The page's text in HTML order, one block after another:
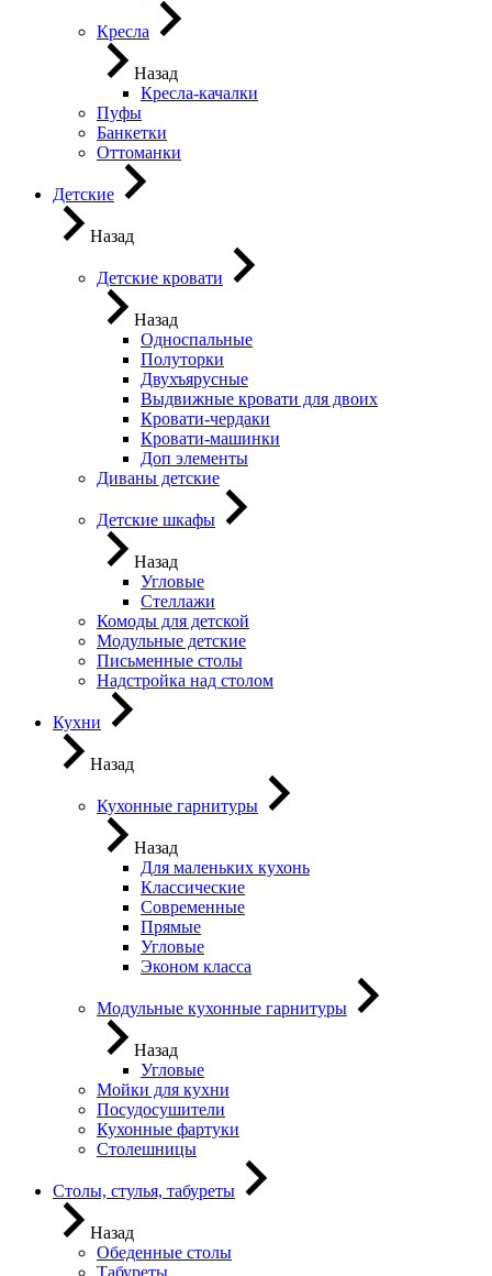
Кресла
Назад
Кресла-качалки
Пуфы
Банкетки
Оттоманки
Детские
Назад
Детские кровати
Назад
Односпальные
Полуторки
Двухъярусные
Выдвижные кровати для двоих
Кровати-чердаки
Кровати-машинки
Доп элементы
Диваны детские
Детские шкафы
Назад
Угловые
Стеллажи
Комоды для детской
Модульные детские
Письменные столы
Надстройка над столом
Кухни
Назад
Кухонные гарнитуры
Назад
Для маленьких кухонь
Классические
Современные
Прямые
Угловые
Эконом класса
Модульные кухонные гарнитуры
Назад
Угловые
Мойки для кухни
Посудосушители
Кухонные фартуки
Столешницы
Столы, стулья, табуреты
Назад
Обеденные столы
Табуреты